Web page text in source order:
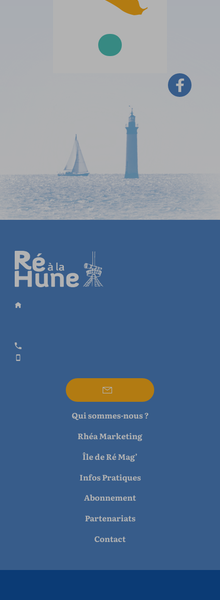
Qui sommes-nous ?
Rhéa Marketing
Île de Ré Mag’
Infos Pratiques
Abonnement
Partenariats
Contact